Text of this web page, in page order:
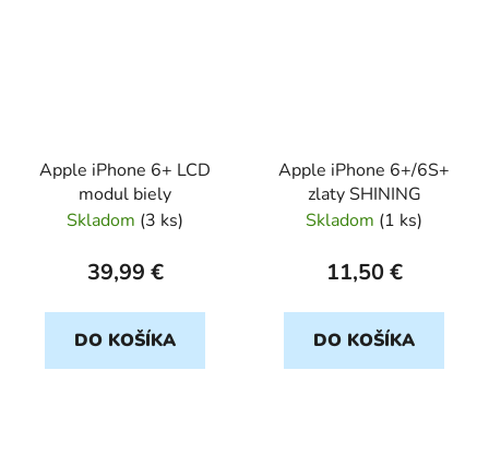
Apple iPhone 6+ LCD
modul biely
Skladom (3 ks)
39,99 €
DO KOŠÍKA
Apple iPhone 6+/6S+
zlaty SHINING
Skladom (1 ks)
11,50 €
DO KOŠÍKA